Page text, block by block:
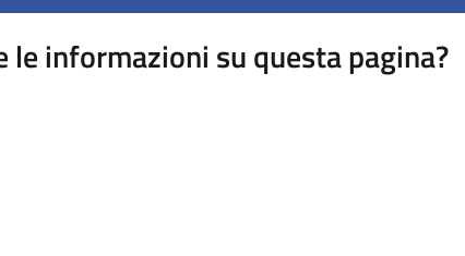
le informazioni su questa pagina?